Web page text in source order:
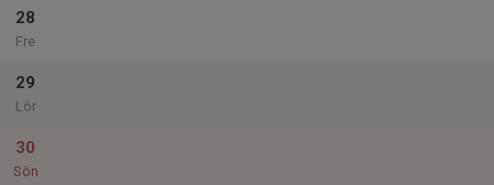
28
Fre
29
Lör
30
Sön